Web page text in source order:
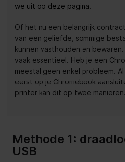
we uit op deze pagina.
Of het nu een belangrijk
van een geliefde, sommige
kunnen vasthouden en bewaren.
vaak essentieel. Heb je een
meestal geen enkel probleem.
eerst op je Chromebook
printer kan dit op twee manieren.
Methode 1:
USB